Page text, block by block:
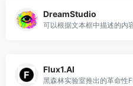
DreamStudio
可以根据文本框中描述的内
Flux1.AI
黑森林实验室推出的革命性